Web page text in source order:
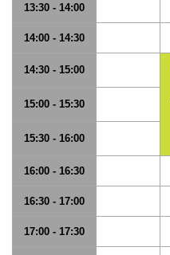
13:30 - 14:00
14:00 - 14:30
14:30 - 15:00
15:00 - 15:30
15:30 - 16:00
16:00 - 16:30
16:30 - 17:00
17:00 - 17:30